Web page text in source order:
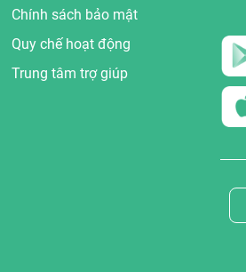
Chính sách bảo mật
Quy chế hoạt động
Trung tâm trợ giúp